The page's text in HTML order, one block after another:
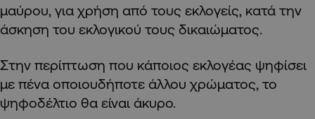
μαύρου, για χρήση από τους εκλογείς, κατά την
άσκηση του εκλογικού τους δικαιώματος.
Στην περίπτωση που κάποιος εκλογέας ψηφίσει
με πένα οποιουδήποτε άλλου χρώματος, το
ψηφοδέλτιο θα είναι άκυρο.